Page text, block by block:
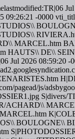
09:26:21 -0000
MARCEL.htm
HAUTS\\ DE\\
Jul 2026 08:59:20
pagead/js/
ACHARD\\
BOULOGNE\\